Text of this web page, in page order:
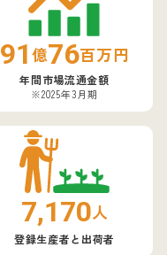
91億76百万円
年間市場流通金額
※2025年3月期
7,170人
登録生産者と出荷者